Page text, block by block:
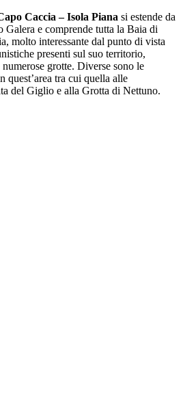
Caccia – Isola Piana si estende da
Galera e comprende tutta la Baia di
molto interessante dal punto di vista
presenti sul suo territorio,
grotte. Diverse sono le
quest’area tra cui quella alle
del Giglio e alla Grotta di Nettuno.